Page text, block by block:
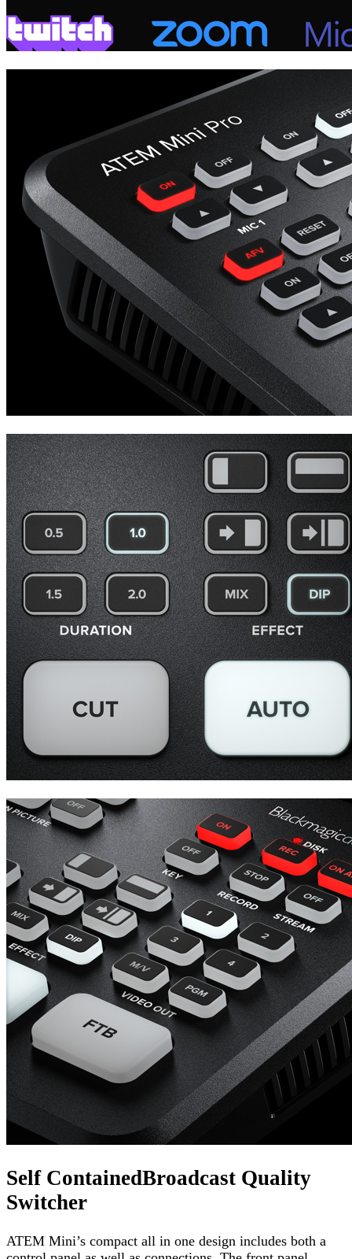
Self ContainedBroadcast Quality
Switcher
ATEM Mini’s compact all in one design includes both a